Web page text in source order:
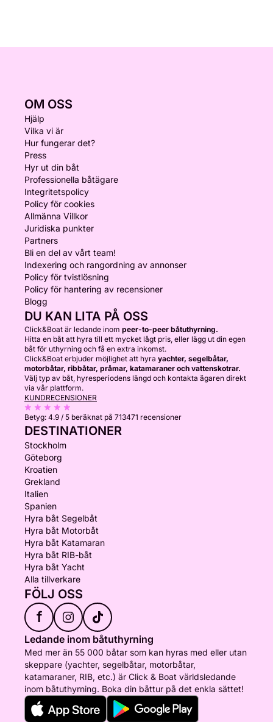
OM OSS
Hjälp
Vilka vi är
Hur fungerar det?
Press
Hyr ut din båt
Professionella båtägare
Integritetspolicy
Policy för cookies
Allmänna Villkor
Juridiska punkter
Partners
Bli en del av vårt team!
Indexering och rangordning av annonser
Policy för tvistlösning
Policy för hantering av recensioner
Blogg
DU KAN LITA PÅ OSS
Click&Boat är ledande inom peer-to-peer båtuthyrning.
Hitta en båt att hyra till ett mycket lågt pris, eller lägg ut din egen
båt för uthyrning och få en extra inkomst.
Click&Boat erbjuder möjlighet att hyra yachter, segelbåtar,
motorbåtar, ribbåtar, pråmar, katamaraner och vattenskotrar.
Välj typ av båt, hyresperiodens längd och kontakta ägaren direkt
via vår plattform.
KUNDRECENSIONER
Betyg: 4.9 / 5 beräknat på 713471 recensioner
DESTINATIONER
Stockholm
Göteborg
Kroatien
Grekland
Italien
Spanien
Hyra båt Segelbåt
Hyra båt Motorbåt
Hyra båt Katamaran
Hyra båt RIB-båt
Hyra båt Yacht
Alla tillverkare
FÖLJ OSS
f
Ledande inom båtuthyrning
Med mer än 55 000 båtar som kan hyras med eller utan
skeppare (yachter, segelbåtar, motorbåtar,
katamaraner, RIB, etc.) är Click & Boat världsledande
inom båtuthyrning. Boka din båttur på det enkla sättet!